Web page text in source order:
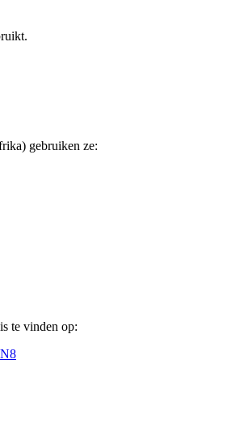
gebruiken ze:
te vinden op: